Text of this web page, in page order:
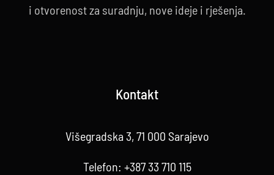
i otvorenost za suradnju, nove ideje i rješenja.
Kontakt
Višegradska 3, 71 000 Sarajevo
Telefon: +387 33 710 115